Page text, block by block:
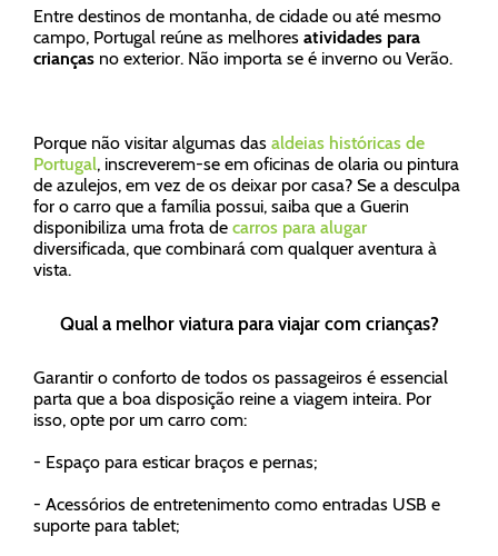
Entre destinos de montanha, de cidade ou até mesmo
campo, Portugal reúne as melhores atividades para
crianças no exterior. Não importa se é inverno ou Verão.
Porque não visitar algumas das aldeias históricas de
Portugal, inscreverem-se em oficinas de olaria ou pintura
de azulejos, em vez de os deixar por casa? Se a desculpa
for o carro que a família possui, saiba que a Guerin
disponibiliza uma frota de carros para alugar
diversificada, que combinará com qualquer aventura à
vista.
Qual a melhor viatura para viajar com crianças?
Garantir o conforto de todos os passageiros é essencial
parta que a boa disposição reine a viagem inteira. Por
isso, opte por um carro com:
- Espaço para esticar braços e pernas;
- Acessórios de entretenimento como entradas USB e
suporte para tablet;